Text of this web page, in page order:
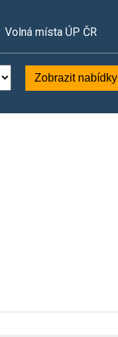
Volná místa ÚP ČR
Zobrazit nabídky